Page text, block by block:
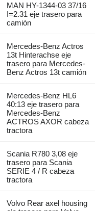
MAN HY-1344-03 37/16
I=2.31 eje trasero para
camión
Mercedes-Benz Actros
13t Hinterachse eje
trasero para Mercedes-
Benz Actros 13t camión
Mercedes-Benz HL6
40:13 eje trasero para
Mercedes-Benz
ACTROS AXOR cabeza
tractora
Scania R780 3,08 eje
trasero para Scania
SERIE 4 / R cabeza
tractora
Volvo Rear axel housing